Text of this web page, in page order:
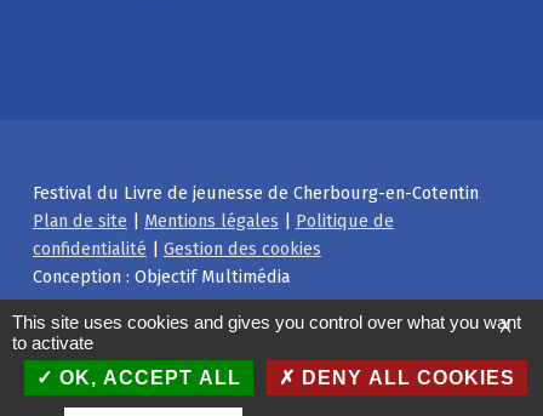
Festival du Livre de jeunesse de Cherbourg-en-Cotentin
Plan de site | Mentions légales | Politique de
confidentialité | Gestion des cookies
Conception : Objectif Multimédia
Facebook
Instagram
Back to top ↑ X
This site uses cookies and gives you control over what you want
to activate
OK, ACCEPT ALL
DENY ALL COOKIES